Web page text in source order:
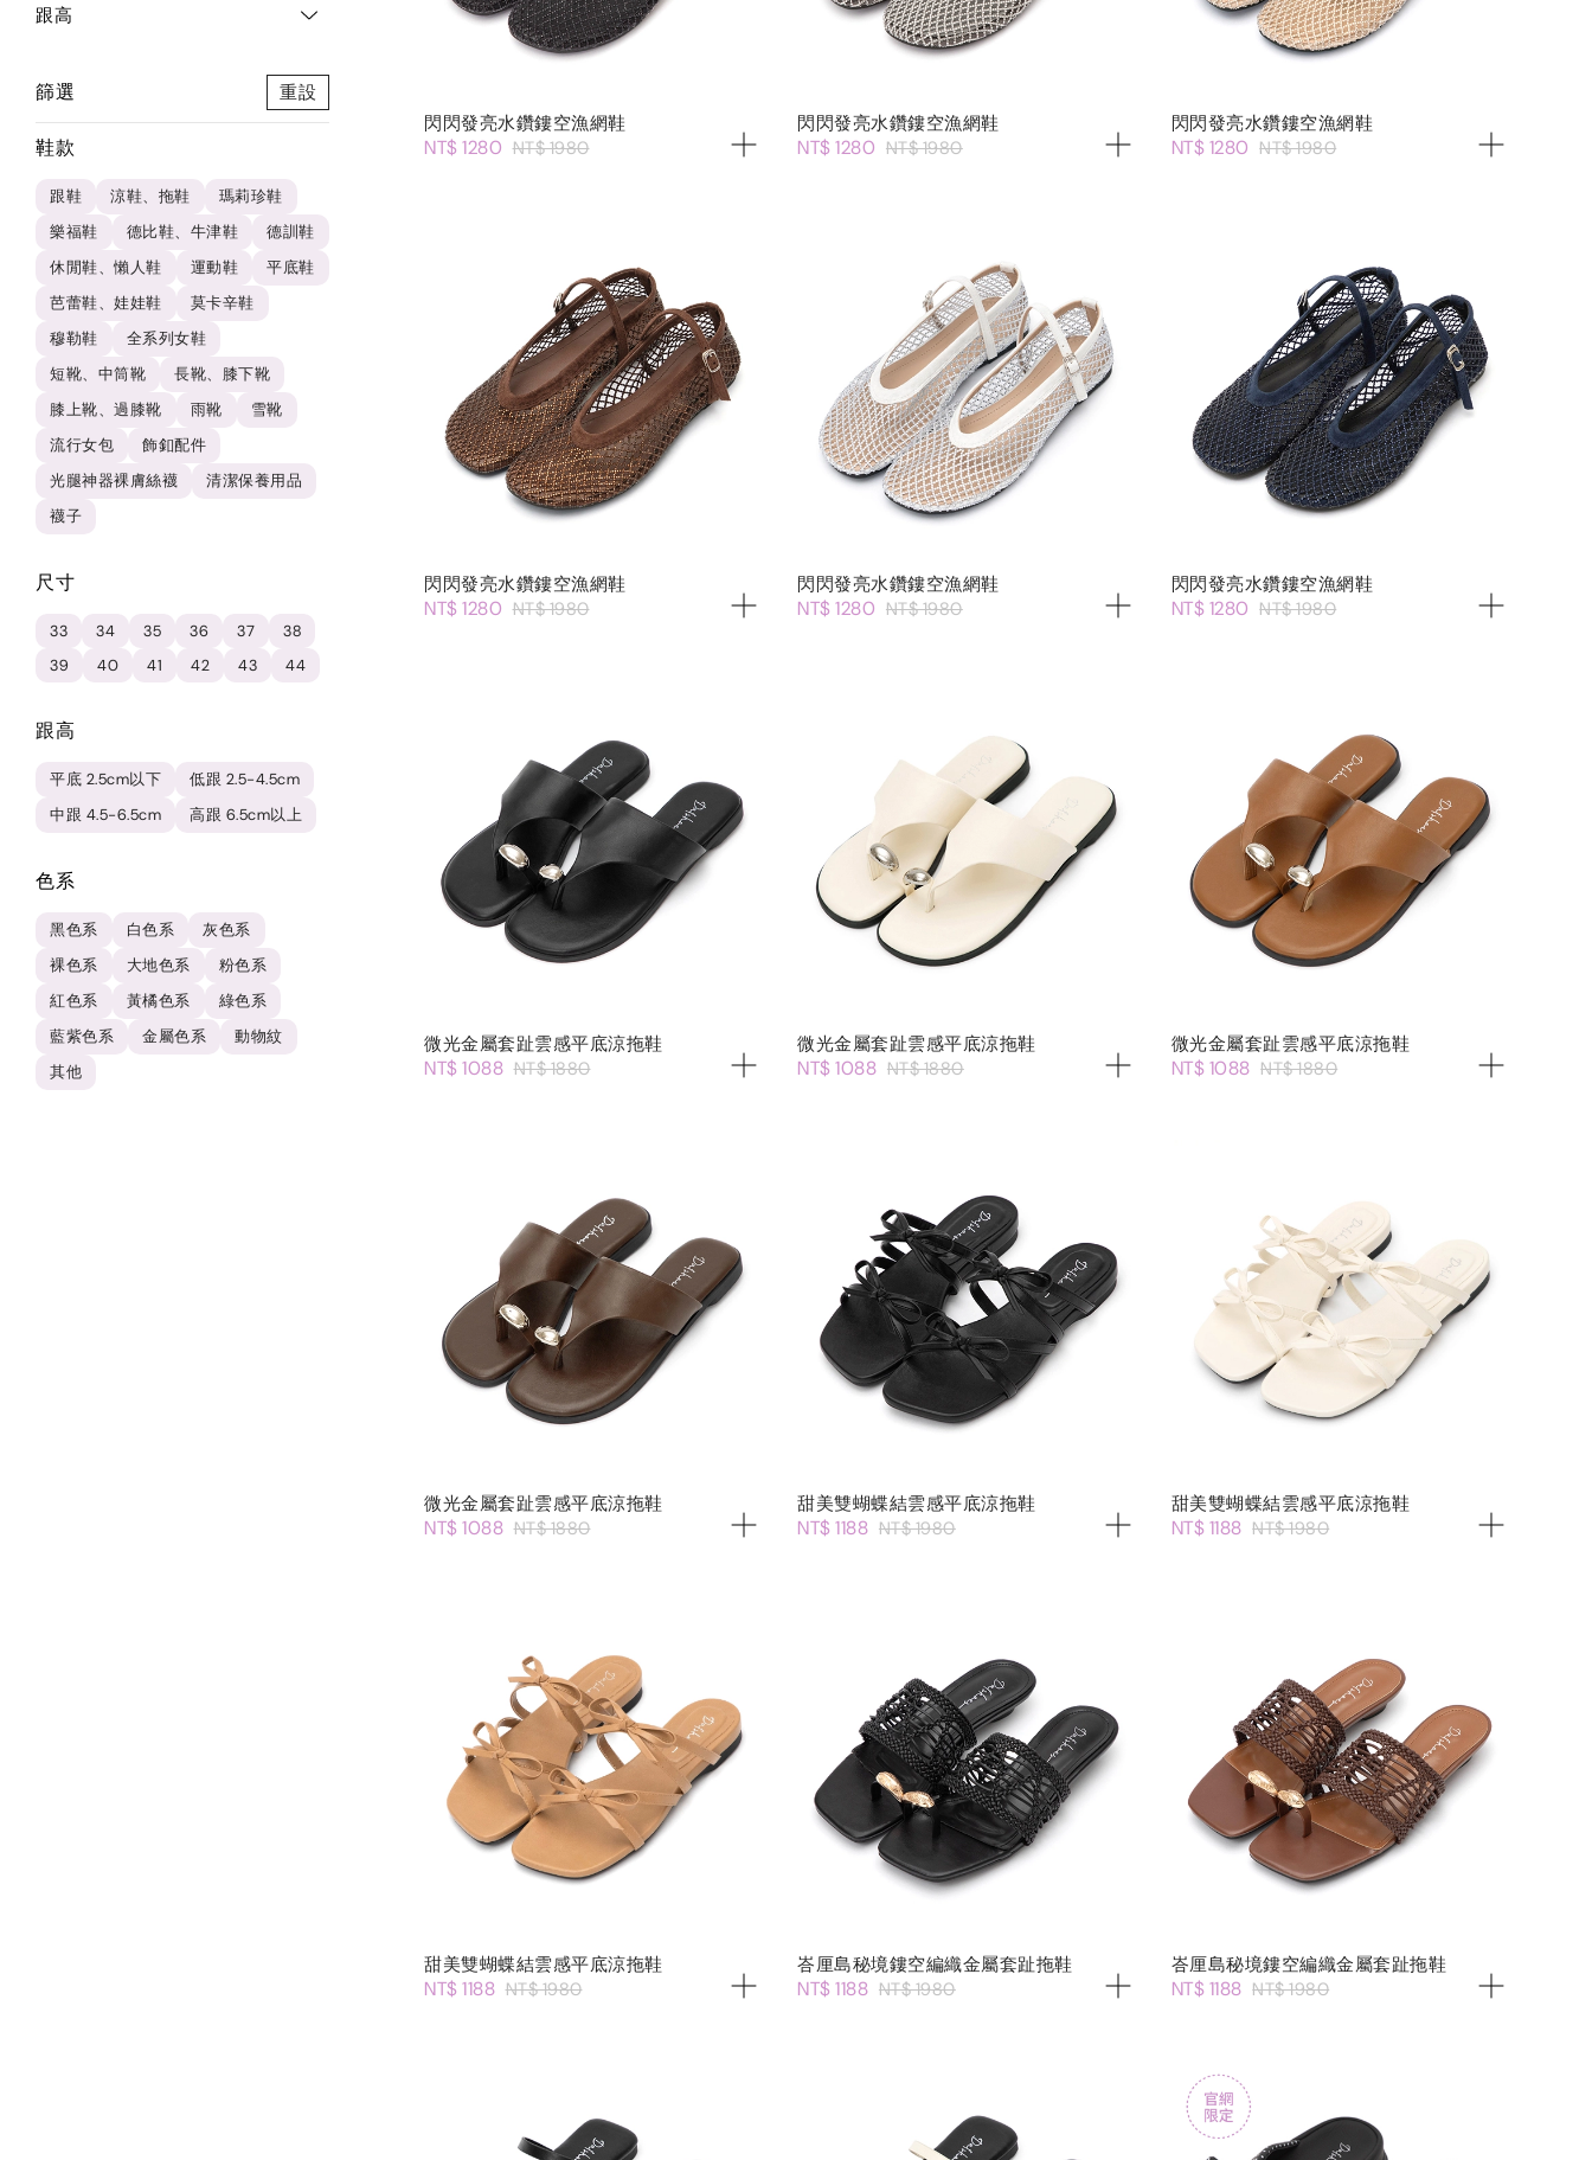
跟高
篩選 重設
鞋款
跟鞋 涼鞋、拖鞋
瑪莉珍鞋
樂福鞋
德比鞋、牛津鞋
德訓鞋
休閒鞋、懶人鞋
運動鞋
平底鞋
芭蕾鞋、娃娃鞋
莫卡辛鞋
穆勒鞋
全系列女鞋
短靴、中筒靴
長靴、膝下靴
膝上靴、過膝靴
雨靴
雪靴
流行女包
飾釦配件
光腿神器裸膚絲襪
清潔保養用品
襪子
尺寸
33 34 35 36 37
38
39
40 41 42 43 44
跟高
平底 2.5cm以下
低跟 2.5-4.5cm
中跟 4.5-6.5cm
高跟 6.5cm以上
色系
黑色系 白色系
灰色系
裸色系
大地色系
粉色系
紅色系
黃橘色系
綠色系
藍紫色系
金屬色系
動物紋
其他
閃閃發亮水鑽鏤空漁網鞋
NT$ 1280 NT$ 1980
閃閃發亮水鑽鏤空漁網鞋
NT$ 1280 NT$ 1980
閃閃發亮水鑽鏤空漁網鞋
NT$ 1280 NT$ 1980
閃閃發亮水鑽鏤空漁網鞋
NT$ 1280 NT$ 1980
閃閃發亮水鑽鏤空漁網鞋
NT$ 1280 NT$ 1980
閃閃發亮水鑽鏤空漁網鞋
NT$ 1280 NT$ 1980
微光金屬套趾雲感平底涼拖鞋
NT$ 1088 NT$ 1880
微光金屬套趾雲感平底涼拖鞋
NT$ 1088 NT$ 1880
微光金屬套趾雲感平底涼拖鞋
NT$ 1088 NT$ 1880
微光金屬套趾雲感平底涼拖鞋
NT$ 1088 NT$ 1880
甜美雙蝴蝶結雲感平底涼拖鞋
NT$ 1188 NT$ 1980
甜美雙蝴蝶結雲感平底涼拖鞋
NT$ 1188 NT$ 1980
甜美雙蝴蝶結雲感平底涼拖鞋
NT$ 1188 NT$ 1980
峇厘島秘境鏤空編織金屬套趾拖鞋
NT$ 1188 NT$ 1980
峇厘島秘境鏤空編織金屬套趾拖鞋
NT$ 1188 NT$ 1980